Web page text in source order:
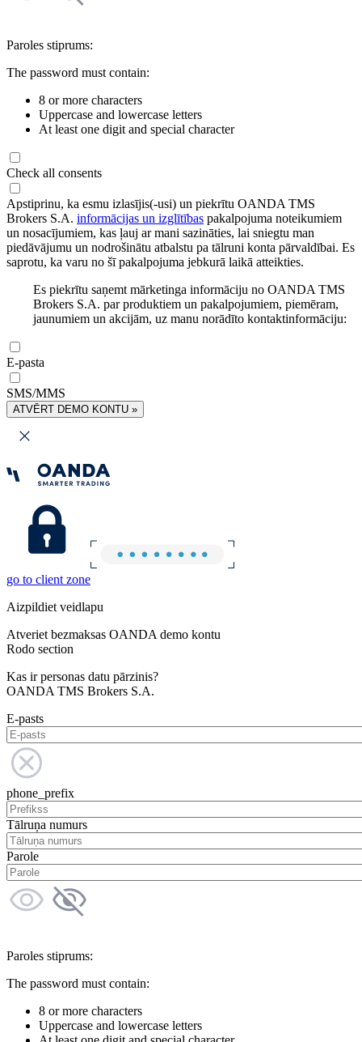
Paroles stiprums:
The password must contain:
8 or more characters
Uppercase and lowercase letters
At least one digit and special character
Check all consents
Apstiprinu, ka esmu izlasījis(-usi) un piekrītu OANDA TMS
Brokers S.A. informācijas un izglītības pakalpojuma noteikumiem
un nosacījumiem, kas ļauj ar mani sazināties, lai sniegtu man
piedāvājumu un nodrošinātu atbalstu pa tālruni konta pārvaldībai. Es
saprotu, ka varu no šī pakalpojuma jebkurā laikā atteikties.
Es piekrītu saņemt mārketinga informāciju no OANDA TMS
Brokers S.A. par produktiem un pakalpojumiem, piemēram,
jaunumiem un akcijām, uz manu norādīto kontaktinformāciju:
E-pasta
SMS/MMS
ATVĒRT DEMO KONTU »
go to client zone
Aizpildiet veidlapu
Atveriet bezmaksas OANDA demo kontu
Rodo section
Kas ir personas datu pārzinis?
OANDA TMS Brokers S.A.
E-pasts
phone_prefix
Tālruņa numurs
Parole
Paroles stiprums:
The password must contain:
8 or more characters
Uppercase and lowercase letters